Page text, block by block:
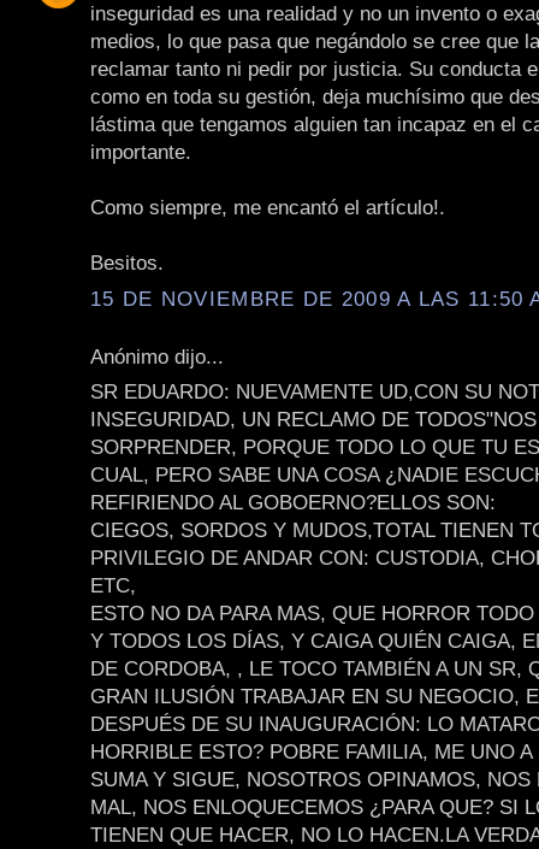
inseguridad es una realidad y no un invento o
medios, lo que pasa que negándolo se cree que
reclamar tanto ni pedir por justicia. Su conducta
como en toda su gestión, deja muchísimo que
lástima que tengamos alguien tan incapaz en el
importante.
Como siempre, me encantó el artículo!.
Besitos.
15 DE NOVIEMBRE DE 2009 A LAS 11:50
Anónimo dijo...
SR EDUARDO: NUEVAMENTE UD,CON SU
INSEGURIDAD, UN RECLAMO DE
SORPRENDER, PORQUE TODO LO QUE TU
CUAL, PERO SABE UNA COSA ¿NADIE
REFIRIENDO AL GOBOERNO?ELLOS SON:
CIEGOS, SORDOS Y MUDOS,TOTAL TIENEN
PRIVILEGIO DE ANDAR CON: CUSTODIA,
ETC,
ESTO NO DA PARA MAS, QUE HORROR
Y TODOS LOS DÍAS, Y CAIGA QUIÉN CAIGA,
DE CORDOBA, , LE TOCO TAMBIÉN A UN SR,
GRAN ILUSIÓN TRABAJAR EN SU NEGOCIO,
DESPUÉS DE SU INAUGURACIÓN: LO
HORRIBLE ESTO? POBRE FAMILIA, ME UNO
SUMA Y SIGUE, NOSOTROS OPINAMOS, NOS
MAL, NOS ENLOQUECEMOS ¿PARA QUE? SI
TIENEN QUE HACER, NO LO HACEN.LA